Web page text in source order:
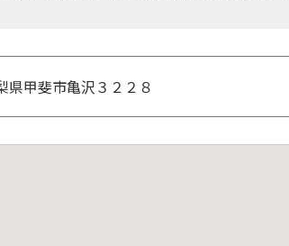
県甲斐市亀沢３２２８